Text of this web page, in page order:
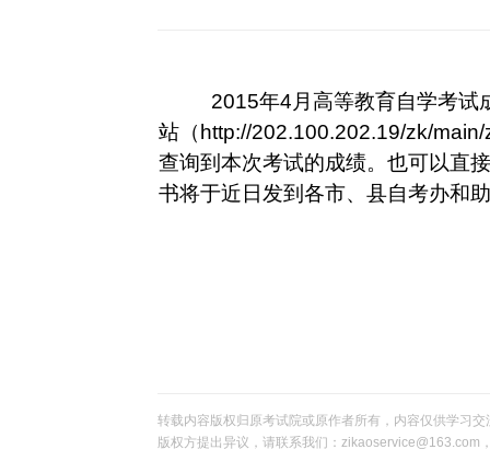
2015年4 月高等教育自学考
站（ http://202.100.202.19/zk/
查询到本次考试的成绩。也可以直
书将于近日发到各市、县自考办和
转载内容版权归原考试院或原作者所有，内容仅供学习
版权方提出异议，请联系我们：zikaoservice@163.com